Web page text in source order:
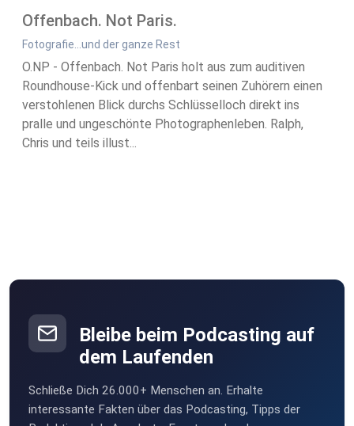
Offenbach. Not Paris.
Fotografie...und der ganze Rest
O.NP - Offenbach. Not Paris holt aus zum auditiven
Roundhouse-Kick und offenbart seinen Zuhörern einen
verstohlenen Blick durchs Schlüsselloch direkt ins
pralle und ungeschönte Photographenleben. Ralph,
Chris und teils illust...
Bleibe beim Podcasting auf
dem Laufenden
Schließe Dich 26.000+ Menschen an. Erhalte
interessante Fakten über das Podcasting, Tipps der